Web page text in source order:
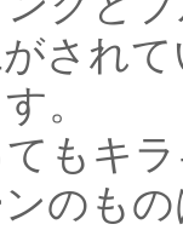
され
。
てもキ
のも